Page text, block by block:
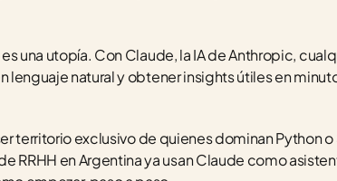
una utopía. Con Claude, la IA de Anthropic,
lenguaje natural y obtener insights útiles en
territorio exclusivo de quienes dominan Python o
RRHH en Argentina ya usan Claude como